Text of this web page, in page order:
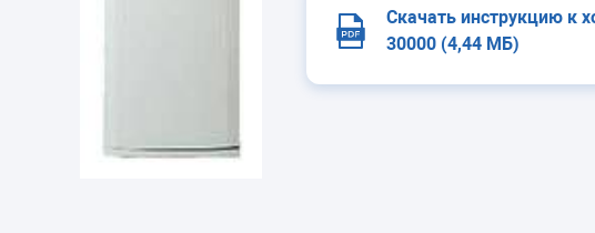
Скачать инструкцию к
30000 (4,44 МБ)